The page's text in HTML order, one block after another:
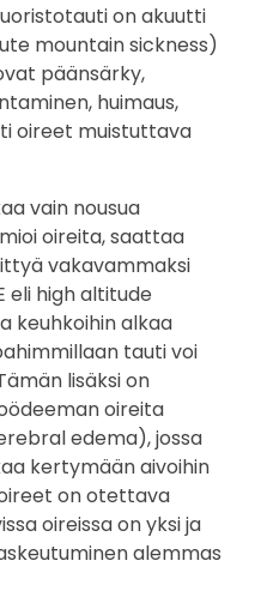
on akuutti
mountain sickness)
päänsärky,
huimaus,
oireet muistuttava
vain nousua
oireita, saattaa
vakavammaksi
eli high altitude
keuhkoihin alkaa
tauti voi
lisäksi on
oireita
edema), jossa
kertymään aivoihin
on otettava
oireissa on yksi ja
alemmas